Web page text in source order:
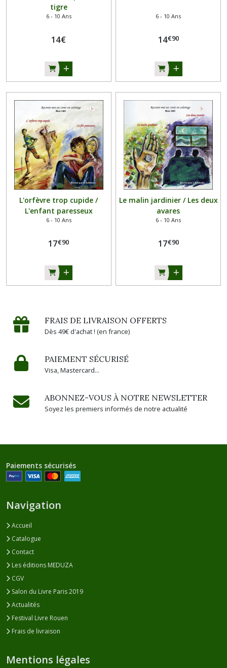
tigre
6 - 10 Ans
14€
6 - 10 Ans
14€90
L'orfèvre trop cupide /
L'enfant paresseux
6 - 10 Ans
17€90
Le malin jardinier / Les deux
avares
6 - 10 Ans
17€90
FRAIS DE LIVRAISON OFFERTS
Dès 49€ d'achat ! (en france)
PAIEMENT SÉCURISÉ
Visa, Mastercard...
ABONNEZ-VOUS À NOTRE NEWSLETTER
Soyez les premiers informés de notre actualité
Paiements sécurisés
Navigation
Accueil
Catalogue
Contact
Les éditions MEDUZA
CGV
Salon du Livre Paris 2019
Actualités
Festival Livre Rouen
Frais de livraison
Mentions légales